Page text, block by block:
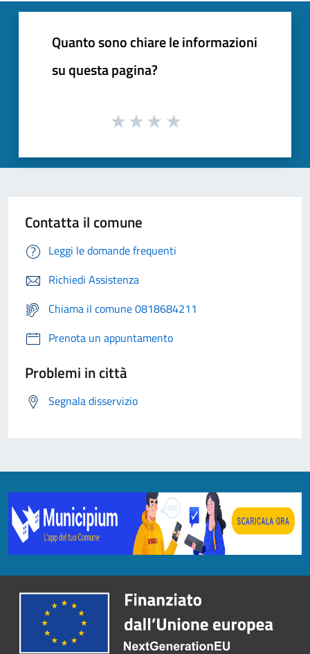
Quanto sono chiare le informazioni
su questa pagina?
Contatta il comune
Leggi le domande frequenti
Richiedi Assistenza
Chiama il comune 0818684211
Prenota un appuntamento
Problemi in città
Segnala disservizio